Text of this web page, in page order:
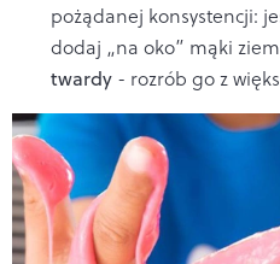
pożądanej konsystencji:
dodaj „na oko” mąki
twardy - rozrób go z